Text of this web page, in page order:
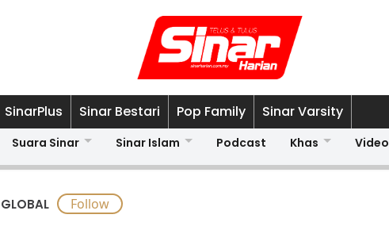
SinarPlus Sinar Bestari Pop Family Sinar Varsity
Suara Sinar Sinar Islam Podcast Khas Video
GLOBAL